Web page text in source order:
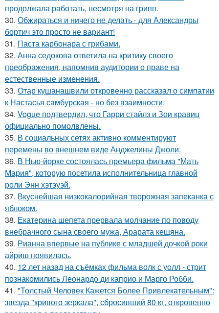
продолжала работать, несмотря на грипп.
30. Обжираться и ничего не делать - для Александры
бортич это просто не вариант!
31. Паста карбонара с грибами.
32. Анна седокова ответила на критику своего
преображения, напомнив аудитории о праве на
естественные изменения.
33. Отар кушанашвили откровенно рассказал о симпатии
к Настасья самбурская - но без взаимности.
34. Vogue подтвердил, что Гарри стайлз и Зои кравиц
официально помолвлены.
35. В социальных сетях активно комментируют
перемены во внешнем виде Анджелины Джоли.
36. В Нью-йорке состоялась премьера фильма "Мать
Мария", которую посетила исполнительница главной
роли Энн хэтэуэй.
37. Вкуснейшая низкокалорийная творожная запеканка с
яблоком.
38. Екатерина шепета прервала молчание по поводу
внебрачного сына своего мужа, Арарата кещяна.
39. Рианна впервые на публике с младшей дочкой роки
айриш появилась.
40. 12 лет назад на съёмках фильма волк с уолл - стрит
познакомились Леонардо ди каприо и Марго Робби.
41. "Толстый Человек Кажется Более Привлекательным":
звезда "кривого зеркала", сбросивший 80 кг, откровенно